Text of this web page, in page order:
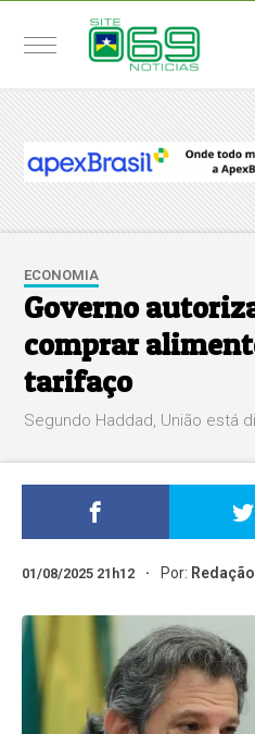
ECONOMIA
Governo
comprar
tarifaço
Segundo Haddad, União está
01/08/2025 21h12 Por: Redação